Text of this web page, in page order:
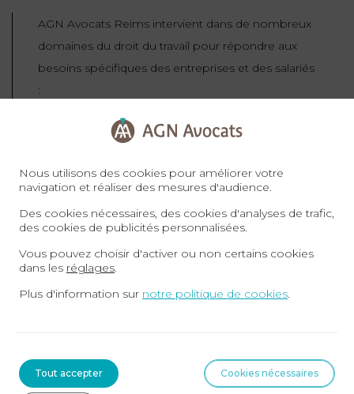
AGN Avocats Reims intervient dans de nombreux
domaines du droit du travail pour répondre aux
besoins spécifiques des entreprises et des salariés
:
Contrats de travail :nous vous
modification, larupture
conventionnelle et la rupture de
contrats de travail, en veillant au
protection de vos intérêts.
Licenciements :qu’il s’agisse d’un
rupture conventionnelle, nos avocats
vous conseillent et vous assistent
Nous utilisons des cookies pour améliorer votre
navigation et réaliser des mesures d'audience.
Des cookies nécessaires, des cookies d'analyses de trafic,
des cookies de publicités personnalisées.
Vous pouvez choisir d'activer ou non certains cookies
dans les réglages.
Plus d'information sur notre politique de cookies.
Tout accepter Cookies nécessaires